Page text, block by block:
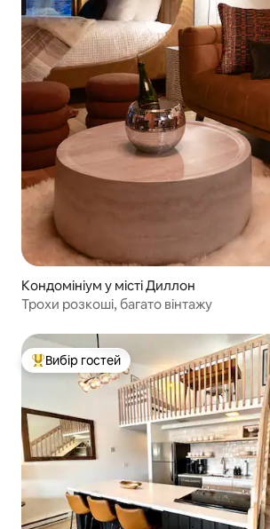
Кондомініум у місті Диллон
Трохи розкоші, багато вінтажу
Топ вибір гостей
Вибір гостей